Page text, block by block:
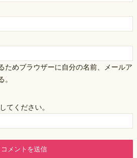
ためブラウザーに自分の名前、メールア
。
てください。